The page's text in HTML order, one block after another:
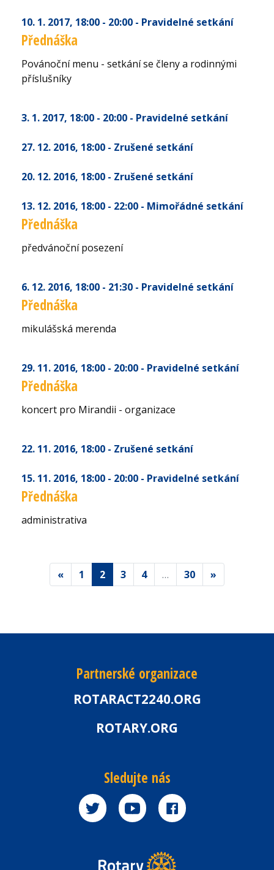
10. 1. 2017, 18:00 - 20:00 - Pravidelné setkání
Přednáška
Povánoční menu - setkání se členy a rodinnými
příslušníky
3. 1. 2017, 18:00 - 20:00 - Pravidelné setkání
27. 12. 2016, 18:00 - Zrušené setkání
20. 12. 2016, 18:00 - Zrušené setkání
13. 12. 2016, 18:00 - 22:00 - Mimořádné setkání
Přednáška
předvánoční posezení
6. 12. 2016, 18:00 - 21:30 - Pravidelné setkání
Přednáška
mikulášská merenda
29. 11. 2016, 18:00 - 20:00 - Pravidelné setkání
Přednáška
koncert pro Mirandii - organizace
22. 11. 2016, 18:00 - Zrušené setkání
15. 11. 2016, 18:00 - 20:00 - Pravidelné setkání
Přednáška
administrativa
« 1 2 3 4 … 30 »
Partnerské organizace
ROTARACT2240.ORG
ROTARY.ORG
Sledujte nás